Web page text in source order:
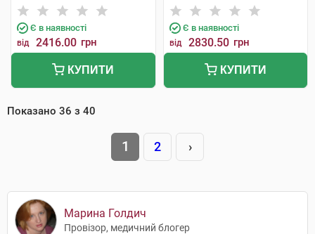
Є в наявності
від 2416.00 грн
КУПИТИ
Є в наявності
від 2830.50 грн
КУПИТИ
Показано 36 з 40
1 2 ›
Марина Голдич
Провізор, медичний блогер